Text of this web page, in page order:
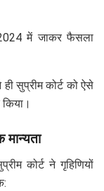
में जाकर फैसला
सुप्रीम कोर्ट को ऐसे
मान्यता
कोर्ट ने गृहिणियों